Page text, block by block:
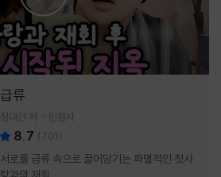
급류
정대건 저 민음사
8.7 (701 )
서로를 급류 속으로 끌어당기는 파멸적인 첫사